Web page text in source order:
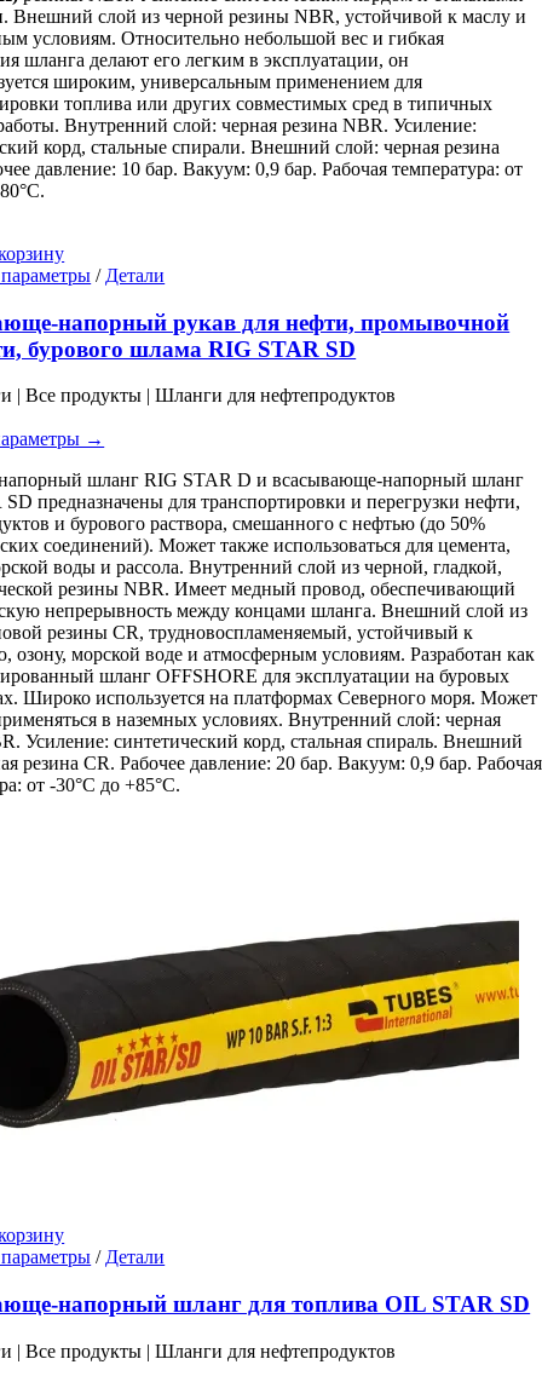
Внешний слой из черной резины NBR, устойчивой к маслу и
условиям. Относительно небольшой вес и гибкая
шланга делают его легким в эксплуатации, он
широким, универсальным применением для
топлива или других совместимых сред в типичных
Внутренний слой: черная резина NBR. Усиление:
корд, стальные спирали. Внешний слой: черная резина
давление: 10 бар. Вакуум: 0,9 бар. Рабочая температура: от
Этот
имеет
несколько
вариаций.
можно
на
странице
товара.
/ Детали
напорный рукав для нефти, промывочной
бурового шлама RIG STAR SD
| Все продукты | Шланги для нефтепродуктов
→
шланг RIG STAR D и всасывающе-напорный шланг
предназначены для транспортировки и перегрузки нефти,
и бурового раствора, смешанного с нефтью (до 50%
соединений). Может также использоваться для цемента,
воды и рассола. Внутренний слой из черной, гладкой,
резины NBR. Имеет медный провод, обеспечивающий
непрерывность между концами шланга. Внешний слой из
резины CR, трудновоспламеняемый, устойчивый к
озону, морской воде и атмосферным условиям. Разработан как
шланг OFFSHORE для эксплуатации на буровых
Широко используется на платформах Северного моря. Может
в наземных условиях. Внутренний слой: черная
Усиление: синтетический корд, стальная спираль. Внешний
резина CR. Рабочее давление: 20 бар. Вакуум: 0,9 бар. Рабочая
от -30°C до +85°C.
Этот
имеет
несколько
вариаций.
Опции
/ Детали
напорный шланг для топлива OIL STAR SD
| Все продукты | Шланги для нефтепродуктов